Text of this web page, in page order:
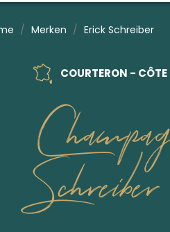
Merken Erick Schreiber
COURTERON - CÔTE
Schreiber